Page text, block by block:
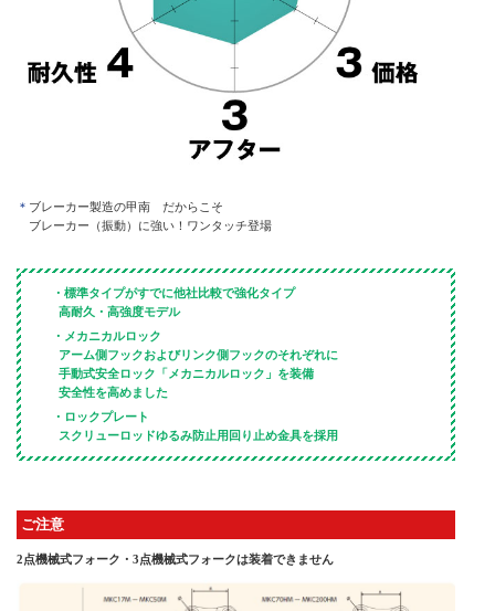
ブレーカー製造の甲南 だからこそ
ブレーカー（振動）に強い！ワンタッチ登場
・標準タイプがすでに他社比較で強化タイプ
高耐久・高強度モデル
・メカニカルロック
アーム側フックおよびリンク側フックのそれぞれに
手動式安全ロック「メカニカルロック」を装備
安全性を高めました
・ロックプレート
スクリューロッドゆるみ防止用回り止め金具を採用
ご注意
2点機械式フォーク・3点機械式フォークは装着できません